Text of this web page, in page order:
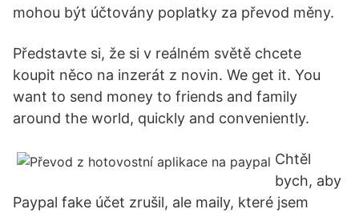
mohou být účtovány poplatky za převod měny.
Představte si, že si v reálném světě chcete
koupit něco na inzerát z novin. We get it. You
want to send money to friends and family
around the world, quickly and conveniently.
Chtěl
bych, aby
Paypal fake účet zrušil, ale maily, které jsem